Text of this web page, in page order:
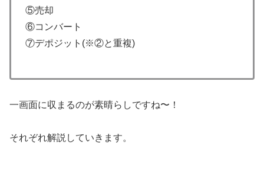
⑤売却
⑥コンバート
⑦デポジット(※②と重複)
一画面に収まるのが素晴らしですね〜！
それぞれ解説していきます。